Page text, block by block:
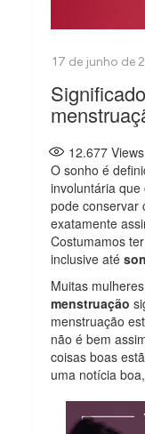
12.677 Views
O sonho é
involuntária
pode conservar
exatamente
Costumamos
inclusive até
Muitas
menstruação
menstruação
não é bem
coisas boas
uma notícia